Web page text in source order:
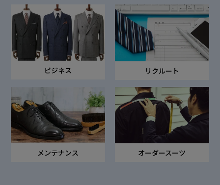
ビジネス リクルート
メンテナンス オーダースーツ